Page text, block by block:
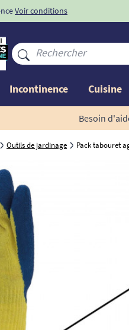
Voir conditions
Incontinence Cuisine
Besoin
Outils de jardinage Pack tabouret